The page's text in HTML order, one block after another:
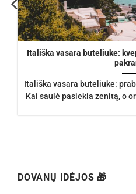
Itališka vasara buteliuke:
Itališka vasara buteliuke:
Kai saulė pasiekia zenitą, o
DOVANŲ IDĖJOS 🎁